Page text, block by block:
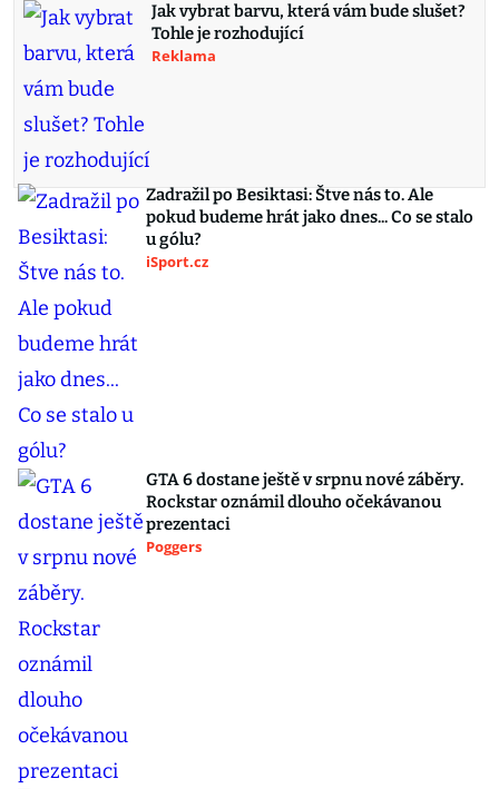
Jak vybrat barvu, která vám bude slušet?
Tohle je rozhodující
Reklama
Zadražil po Besiktasi: Štve nás to. Ale
pokud budeme hrát jako dnes... Co se stalo
u gólu?
iSport.cz
GTA 6 dostane ještě v srpnu nové záběry.
Rockstar oznámil dlouho očekávanou
prezentaci
Poggers